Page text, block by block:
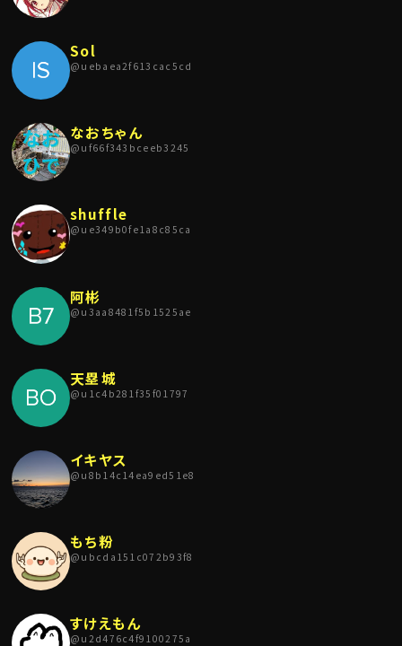
Sol
@ uebaea2f613cac5cd
なおちゃん
@ uf66f343bceeb3245
shuffle
@ ue349b0fe1a8c85ca
阿彬
@ u3aa8481f5b1525ae
天塁城
@ u1c4b281f35f01797
イキヤス
@ u8b14c14ea9ed51e8
もち粉
@ ubcda151c072b93f8
すけえもん
@ u2d476c4f9100275a